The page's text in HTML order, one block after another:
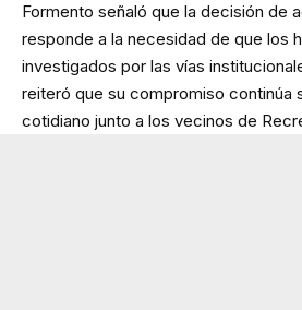
Formento señaló que la decisión de
responde a la necesidad de que los
investigados por las vías
reiteró que su compromiso continúa
cotidiano junto a los vecinos de